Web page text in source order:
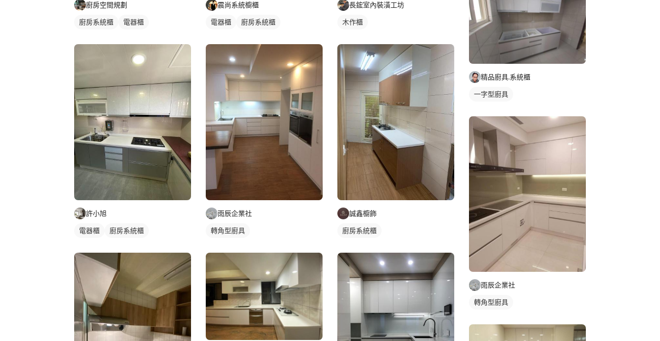
廚房空間規劃
廚房系統櫃 電器櫃
許小旭
電器櫃 廚房系統櫃
震尚系統櫥櫃
電器櫃 廚房系統櫃
雨辰企業社
轉角型廚具
長鋐室內裝潢工坊
木作櫃
誠鑫櫥飾
廚房系統櫃
精品廚具.系統櫃
一字型廚具
雨辰企業社
轉角型廚具